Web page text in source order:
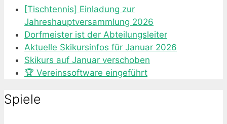
[Tischtennis] Einladung zur
Jahreshauptversammlung 2026
Dorfmeister ist der Abteilungsleiter
Aktuelle Skikursinfos für Januar 2026
Skikurs auf Januar verschoben
🏆 Vereinssoftware eingeführt
Spiele